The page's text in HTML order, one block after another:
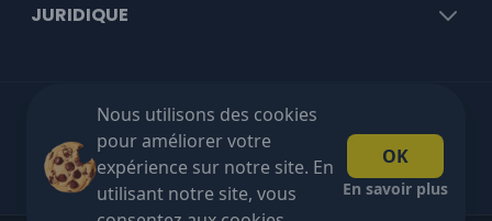
Nous utilisons des cookies
pour améliorer votre
expérience sur notre site. En
utilisant notre site, vous
OK
En savoir plus
JURIDIQUE
Livraison gratuite à partir de €100 HT!